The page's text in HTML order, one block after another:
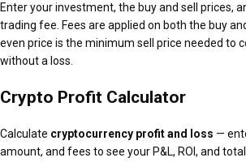
Enter your investment, the buy and sell prices,
trading fee. Fees are applied on both the buy
even price is the minimum sell price needed to
without a loss.
Crypto Profit Calculator
Calculate cryptocurrency profit and loss —
amount, and fees to see your P&L, ROI, and